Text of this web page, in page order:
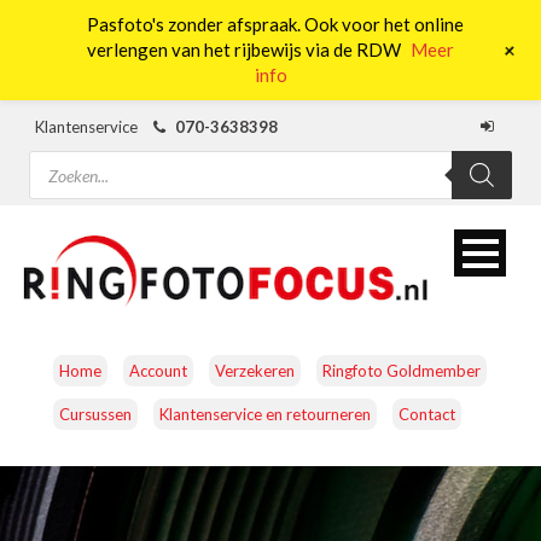
Klantenservice
070-3638398
Producten
zoeken
Home Account Verzekeren Ringfoto Goldmember
Cursussen Klantenservice en retourneren Contact
CAMERA’S OBJECTIEVEN ACCESSOIRES
Pasfoto's zonder afspraak. Ook voor het online
verlengen van het rijbewijs via de RDW Meer
info
+